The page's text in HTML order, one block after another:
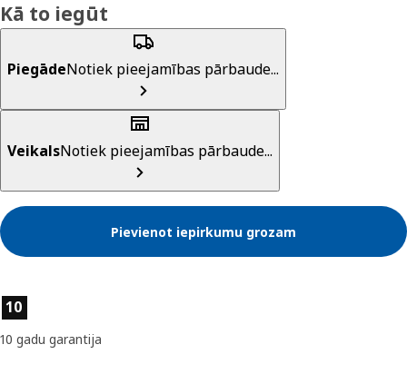
Kā to iegūt
PiegādeNotiek pieejamības pārbaude...
VeikalsNotiek pieejamības pārbaude...
Pievienot iepirkumu grozam
Preces īpašības
10
10 gadu garantija